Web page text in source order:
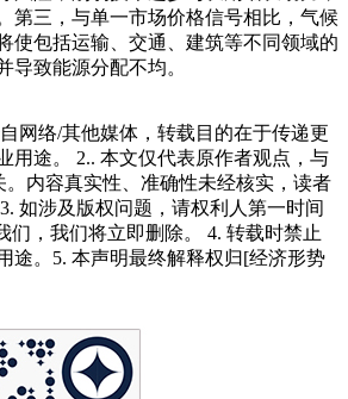
第三，与单一市场价格信号相比，气候
使包括运输、交通、建筑等不同领域的
导致能源分配不均。
网络/其他媒体，转载目的在于传递更
用途。 2.. 本文仅代表原作者观点，与
内容真实性、准确性未经核实，读者
如涉及版权问题，请权利人第一时间
们，我们将立即删除。 4. 转载时禁止
途。5. 本声明最终解释权归[经济形势